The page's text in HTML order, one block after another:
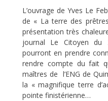
L’ouvrage de Yves Le
de « La terre des
présentation très
journal Le Citoyen du
pourront en prendre
rendre compte du fait
maîtres de l’ENG de
la « magnifique terre
pointe finistérienne…